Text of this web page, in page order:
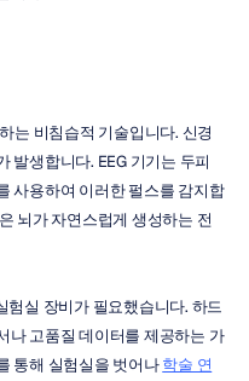
는 비침습적 기술입니다. 신경
발생합니다. EEG 기기는 두피
사용하여 이러한 펄스를 감지합
뇌가 자연스럽게 생성하는 전
험실 장비가 필요했습니다. 하드
나 고품질 데이터를 제공하는 가
통해 실험실을 벗어나 학술 연